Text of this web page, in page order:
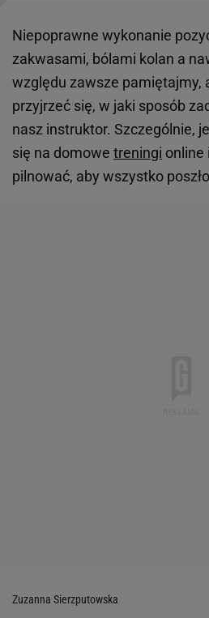
Niepoprawne wykonanie
zakwasami, bólami kolan a
względu zawsze pamiętajmy,
przyjrzeć się, w jaki sposób
nasz instruktor. Szczególnie,
się na domowe treningi online
pilnować, aby wszystko
Zuzanna Sierzputowska